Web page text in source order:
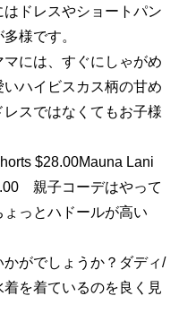
ドレスやショートパン
様です。
には、すぐにしゃがめ
ハイビスカス柄の甘め
スではなくてもお子様
$28.00Mauna Lani
親子コーデはやって
っとハドールが高い
がでしょうか？ダディ/
を着ているのを良く見